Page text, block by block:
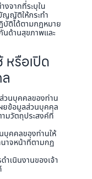
งจากที่ระบุใน
ญญัติให้กระทำ
บัติได้ตามกฏหมาย
นด้านสุขภาพและ
หรือเปิด
วนบุคคลของท่าน
ผยข้อมูลส่วนบุคคล
มวัตถุประสงค์ที่
บุคคลของท่านให้
าจหน้าที่ตามกฏ
ำเนินงานของเจ้า